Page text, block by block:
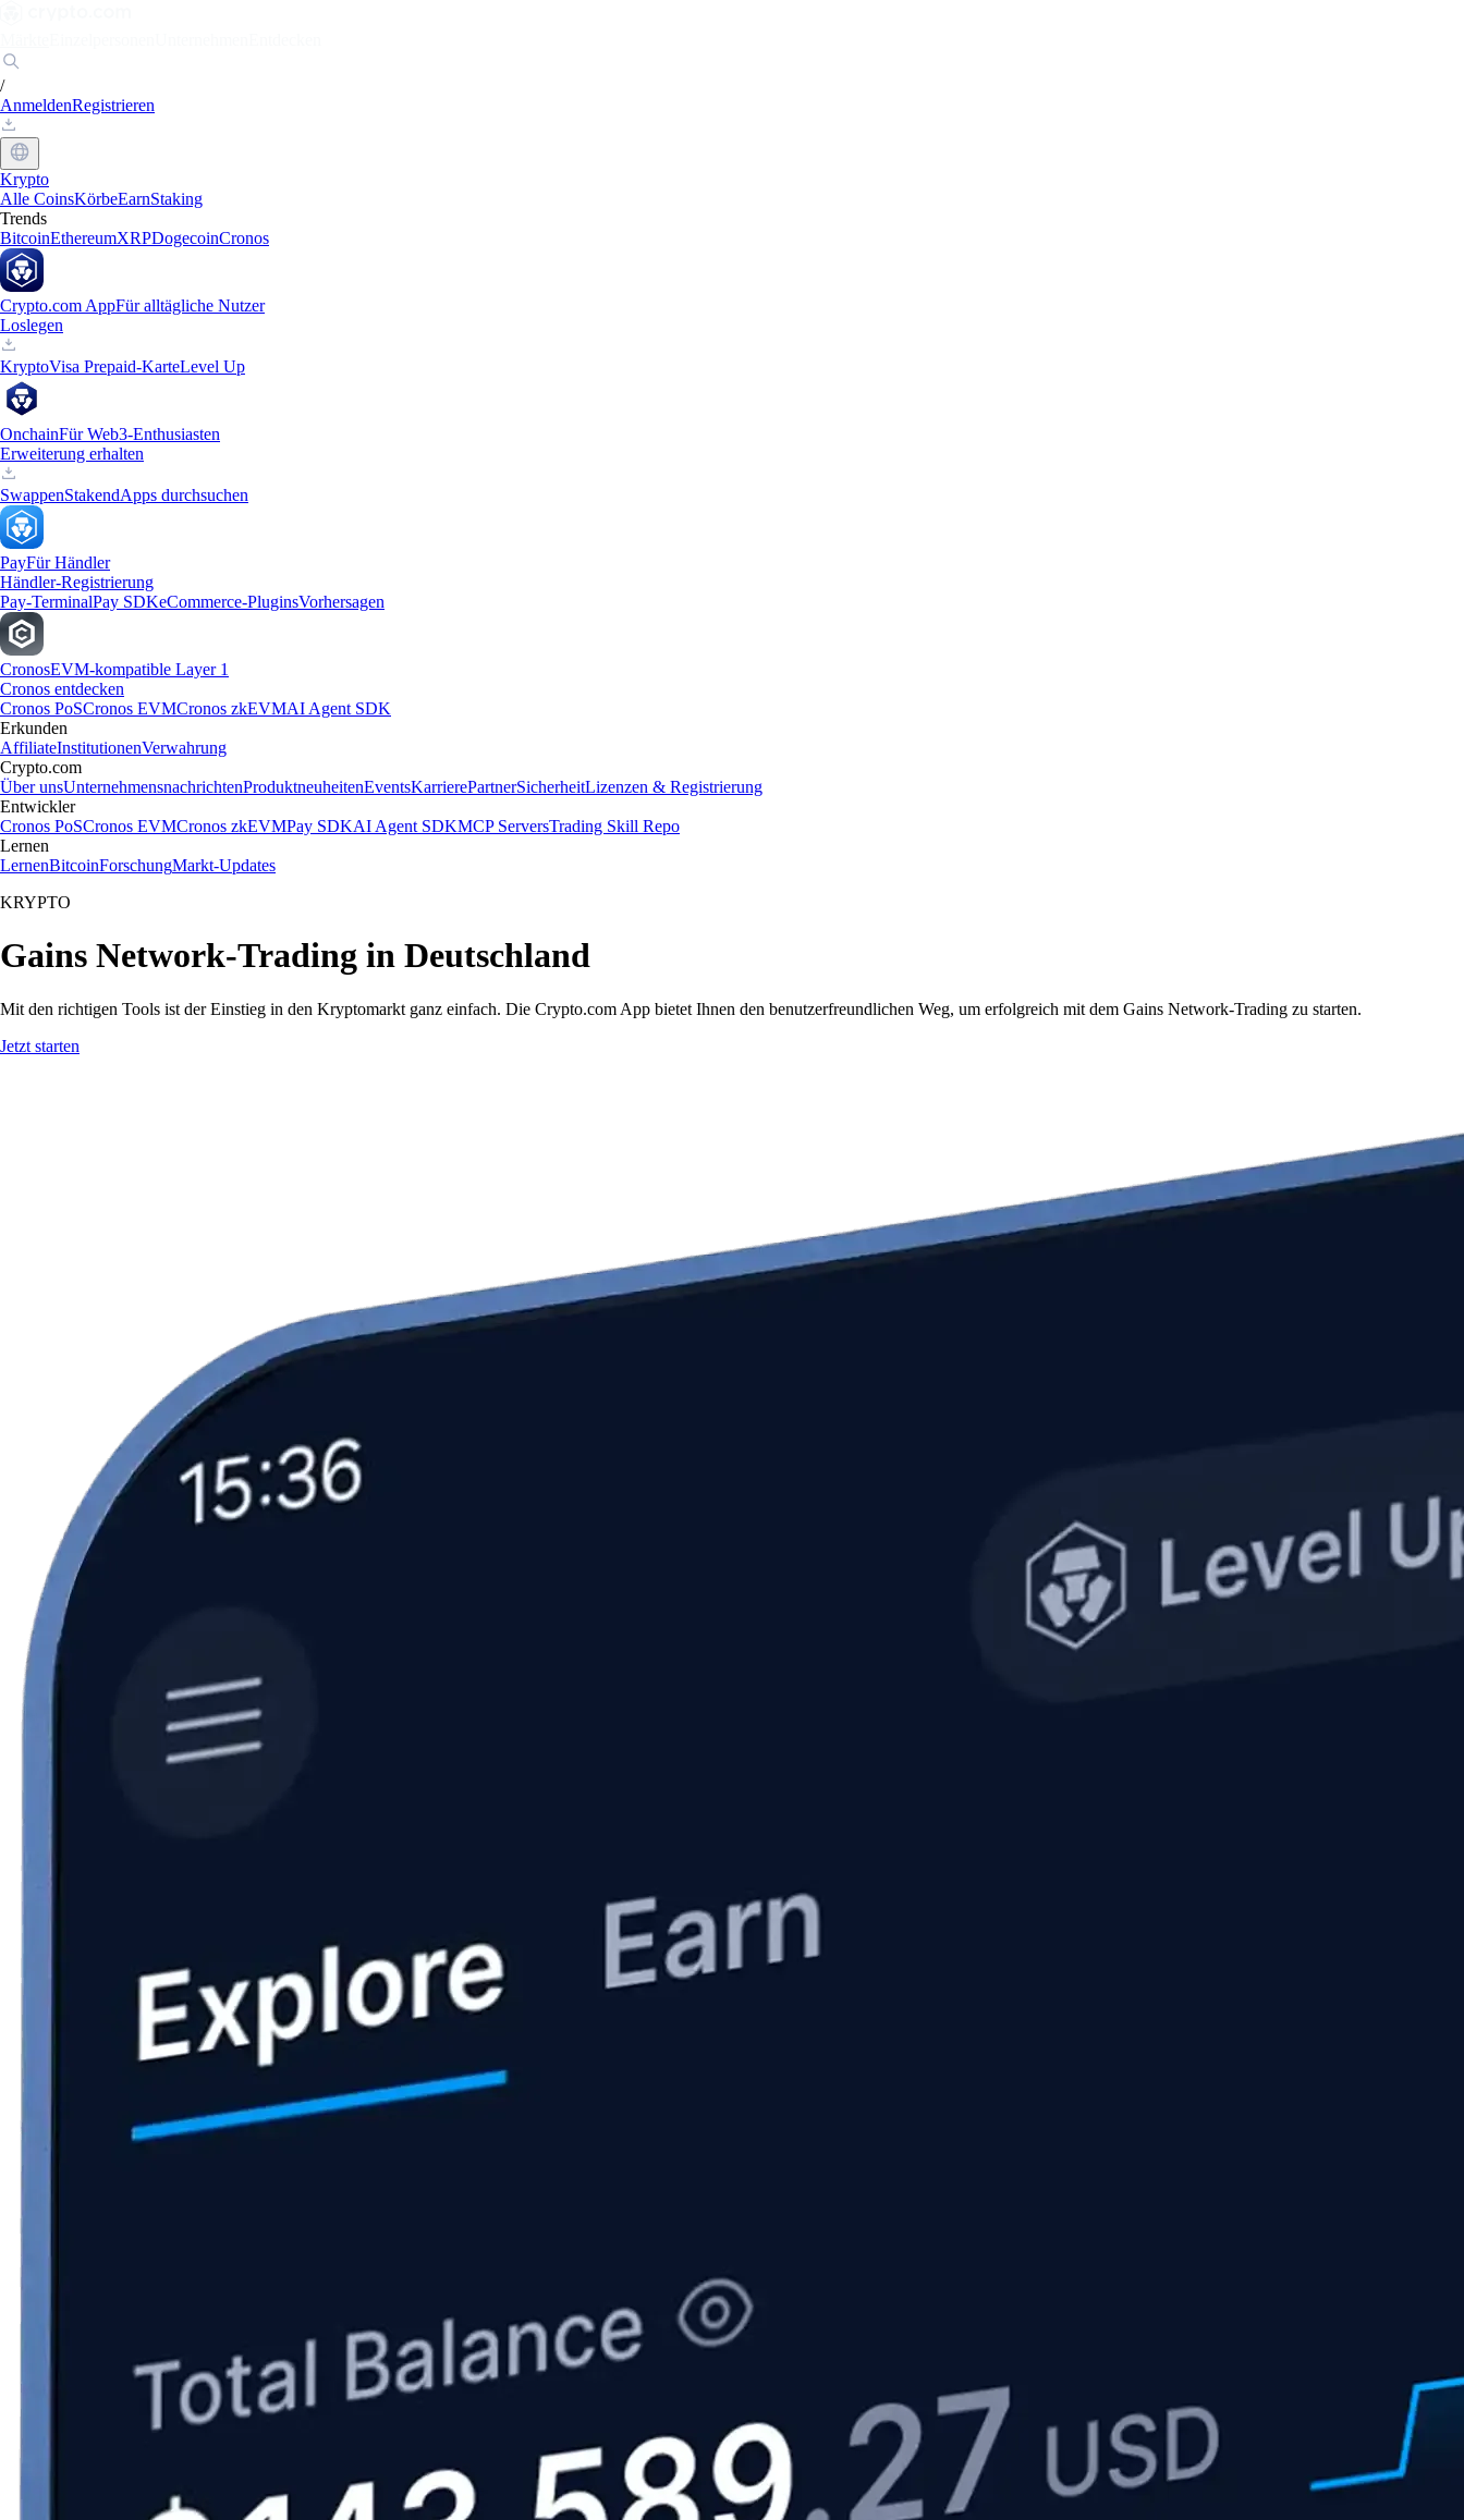
/
AnmeldenRegistrieren
Krypto
Alle CoinsKörbeEarnStaking
Trends
BitcoinEthereumXRPDogecoinCronos
Crypto.com AppFür alltägliche Nutzer
Loslegen
KryptoVisa Prepaid-KarteLevel Up
OnchainFür Web3-Enthusiasten
Erweiterung erhalten
SwappenStakendApps durchsuchen
PayFür Händler
Händler-Registrierung
Pay-TerminalPay SDKeCommerce-PluginsVorhersagen
CronosEVM-kompatible Layer 1
Cronos entdecken
Cronos PoSCronos EVMCronos zkEVMAI Agent SDK
Erkunden
AffiliateInstitutionenVerwahrung
Crypto.com
Über unsUnternehmensnachrichtenProduktneuheitenEventsKarrierePartnerSicherheitLizenzen & Registrierung
Entwickler
Cronos PoSCronos EVMCronos zkEVMPay SDKAI Agent SDKMCP ServersTrading Skill Repo
Lernen
LernenBitcoinForschungMarkt-Updates
KRYPTO
Gains Network-Trading in Deutschland
Mit den richtigen Tools ist der Einstieg in den Kryptomarkt ganz einfach. Die Crypto.com App bietet Ihnen den benutzerfreundlichen Weg, um erfolgreich mit dem Gains Network-Trading zu starten.
Jetzt starten